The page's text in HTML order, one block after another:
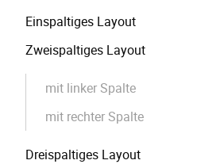
überspringen
Einspaltiges Layout
Zweispaltiges Layout
mit linker Spalte
mit rechter Spalte
Dreispaltiges Layout